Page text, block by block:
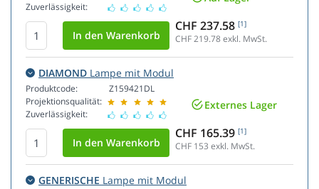
Zuverlässigkeit:
CHF 237.58 [1]
CHF 219.78exkl. MwSt.
DIAMOND Lampe mit Modul
Produktcode:
Projektionsqualität:
Zuverlässigkeit:
Z159421DL
Externes Lager
CHF 165.39 [1]
CHF 153 exkl. MwSt.
GENERISCHE Lampe mit Modul